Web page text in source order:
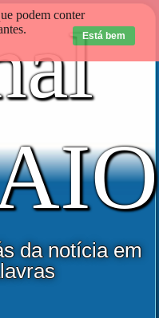
da notícia em
podem conter
Está bem